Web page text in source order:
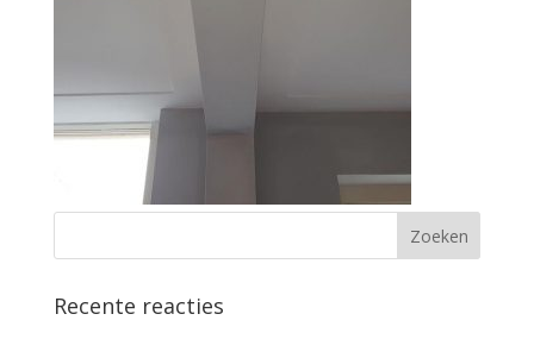
Recente reacties